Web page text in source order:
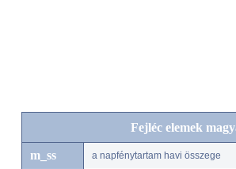
Fejléc elemek
m_ss a napfénytartam havi összege